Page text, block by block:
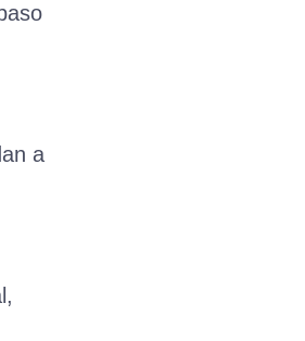
a